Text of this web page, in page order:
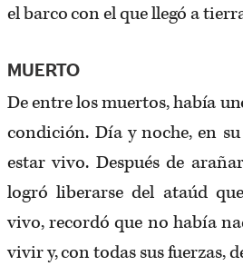
el barco con el que llegó a
MUERTO
De entre los muertos, había
condición. Día y noche, en
estar vivo. Después de
logró liberarse del ataúd
vivo, recordó que no había
vivir y, con todas sus fuerzas,